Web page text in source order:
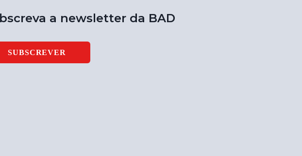
a newsletter da BAD
SUBSCREVER